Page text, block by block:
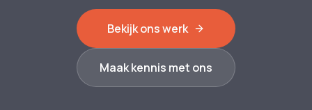
Bekijk ons werk
Maak kennis met ons